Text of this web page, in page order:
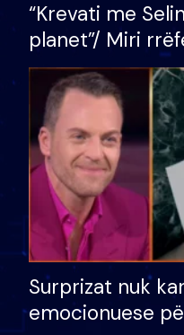
“Krevati me
planet”/ Miri
bukura në
mungojë zilja e
Surprizat nuk
emocionuese